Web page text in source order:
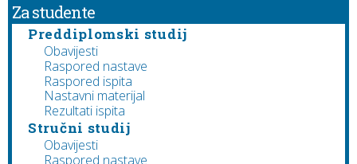
Za studente
Preddiplomski studij
Obavijesti
Raspored nastave
Raspored ispita
Nastavni materijal
Rezultati ispita
Stručni studij
Obavijesti
Raspored nastave